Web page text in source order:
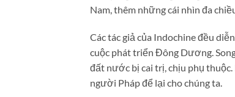
Nam, thêm những cái nhìn đa
Các tác giả của Indochine đều
cuộc phát triển Đông Dương.
đất nước bị cai trị, chịu phụ
người Pháp để lại cho chúng ta.